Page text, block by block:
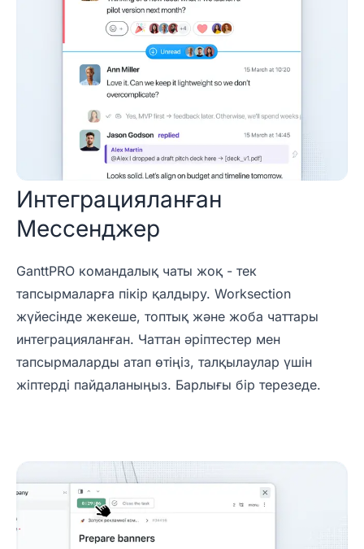
Интеграцияланған
Мессенджер
GanttPRO командалық чаты жоқ - тек
тапсырмаларға пікір қалдыру. Worksection
жүйесінде жекеше, топтық және жоба чаттары
интеграцияланған. Чаттан әріптестер мен
тапсырмаларды атап өтіңіз, талқылаулар үшін
жіптерді пайдаланыңыз. Барлығы бір терезеде.